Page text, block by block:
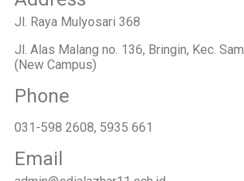
Jl. Raya Mulyosari 368
Jl. Alas Malang no. 136, Bringin, Kec.
(New Campus)
Phone
031-598 2608, 5935 661
Email